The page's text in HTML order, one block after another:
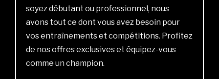
soyez débutant ou professionnel, nous
avons tout ce dont vous avez besoin pour
vos entraînements et compétitions. Profitez
de nos offres exclusives et équipez-vous
comme un champion.